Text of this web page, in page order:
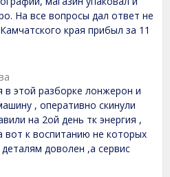
На все вопросы дал ответ не
края прибыл за 11
в этой разборке лонжерон и
, оперативно скинули
на 2ой день тк энергия ,
вот к воспитанию не которых
доволен ,а сервис